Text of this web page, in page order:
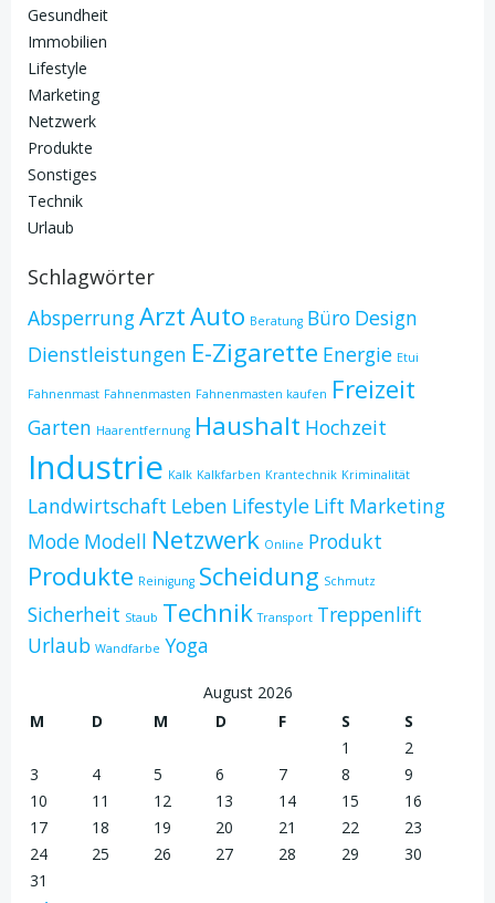
Gesundheit
Immobilien
Lifestyle
Marketing
Netzwerk
Produkte
Sonstiges
Technik
Urlaub
Schlagwörter
AbsperrungArztAuto Beratung Büro Design
Dienstleistungen E-Zigarette Energie Etui
Fahnenmast Fahnenmasten Fahnenmasten kaufen Freizeit
Garten Haarentfernung Haushalt Hochzeit
Industrie Kalk Kalkfarben Krantechnik Kriminalität
Landwirtschaft Leben Lifestyle Lift Marketing
Mode Modell Netzwerk Online Produkt
Produkte Reinigung Scheidung Schmutz
Sicherheit Staub Technik Transport Treppenlift
Urlaub Wandfarbe Yoga
August 2026
M
D M D F S
S
1
2
3
4 5 6 7 8
9
10
11 12 13 14 15
16
17
18 19 20 21 22
23
24
25 26 27 28 29
30
31